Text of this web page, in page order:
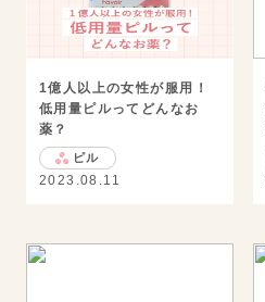
1億人以上の女性が服用！
低用量ピルってどんなお
薬？
ピル
2023.08.11